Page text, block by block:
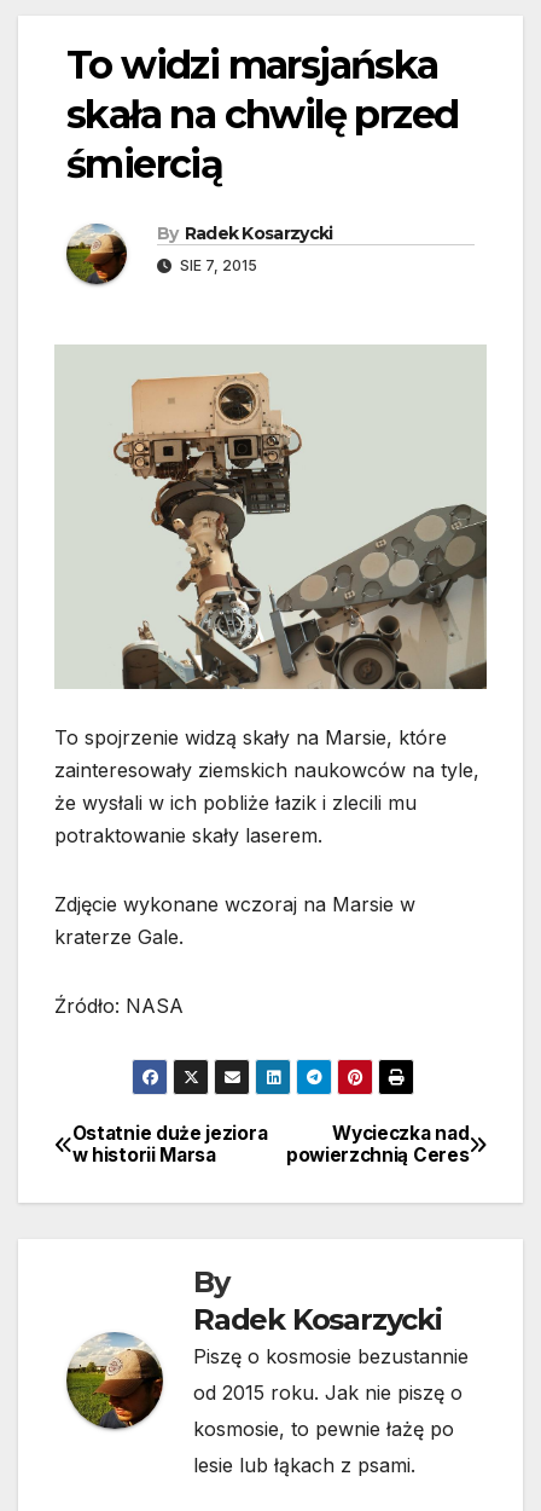
To widzi marsjańska
skała na chwilę przed
śmiercią
By Radek Kosarzycki
SIE 7, 2015
To spojrzenie widzą skały na Marsie, które
zainteresowały ziemskich naukowców na tyle,
że wysłali w ich pobliże łazik i zlecili mu
potraktowanie skały laserem.
Zdjęcie wykonane wczoraj na Marsie w
kraterze Gale.
Źródło: NASA
Nawigacja
wpisu
Wycieczka nad
powierzchnią Ceres
Ostatnie duże jeziora
w historii Marsa
By
Radek Kosarzycki
Piszę o kosmosie bezustannie
od 2015 roku. Jak nie piszę o
kosmosie, to pewnie łażę po
lesie lub łąkach z psami.